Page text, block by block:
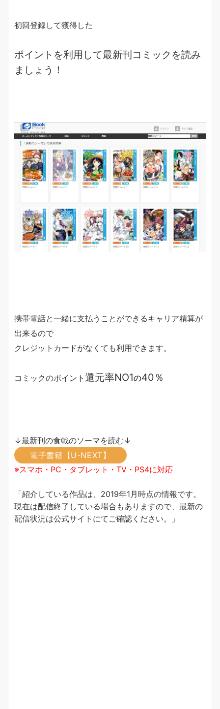
初回登録して獲得した
ポイントを利用して最新刊コミックを読み
ましょう！
携帯電話と一緒に支払うことができるキャリア精算が
出来るので
クレジットカードがなくても利用できます。
コミックのポイント 還元率NO1の40％
↓最新刊の食戟のソーマを読む↓
電子書籍【U-NEXT】
※スマホ・PC・タブレット・TV・PS4に対応
「紹介している作品は、2019年1月時点の情報です。
現在は配信終了している場合もありますので、最新の
配信状況は公式サイトにてご確認ください。」